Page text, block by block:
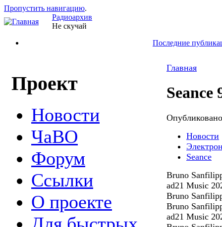
Пропустить навигацию.
Радиоархив
Не скучай
Последние
Проект
Новости
ЧаВО
Форум
Ссылки
О проекте
Главная
Seance
Новости
Seance
Bruno
ad21 Music
Bruno
Bruno
ad21 Music